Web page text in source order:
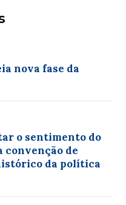
nova fase da
o sentimento do
convenção de
da política